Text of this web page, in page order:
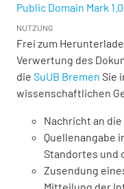
Public Domain Mark 1.0
NUTZUNG
Frei zum
Verwertung des
die SuUB Bremen Sie
wissenschaftlichen
Nachricht an
Quellenangabe
Standortes und
Zusendung